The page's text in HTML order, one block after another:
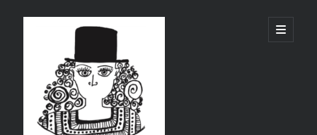
öppna
primär